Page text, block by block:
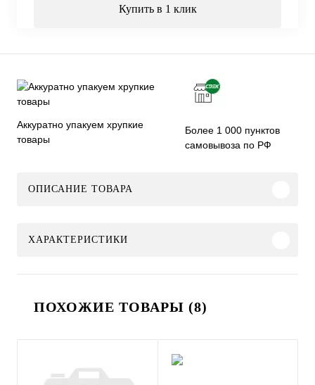
Купить в 1 клик
Аккуратно упакуем хрупкие
товары
Более 1 000 пунктов
самовывоза по РФ
ОПИСАНИЕ ТОВАРА
ХАРАКТЕРИСТИКИ
ПОХОЖИЕ ТОВАРЫ (8)